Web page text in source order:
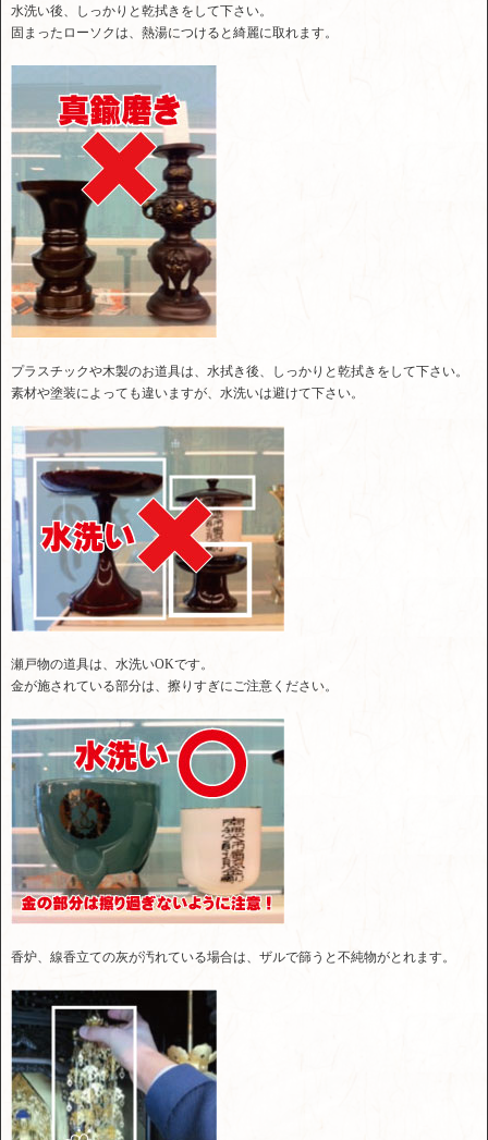
水洗い後、しっかりと乾拭きをして下さい。
固まったローソクは、熱湯につけると綺麗に取れます。
プラスチックや木製のお道具は、水拭き後、しっかりと乾拭きをして下さい。
素材や塗装によっても違いますが、水洗いは避けて下さい。
瀬戸物の道具は、水洗いOKです。
金が施されている部分は、擦りすぎにご注意ください。
香炉、線香立ての灰が汚れている場合は、ザルで篩うと不純物がとれます。